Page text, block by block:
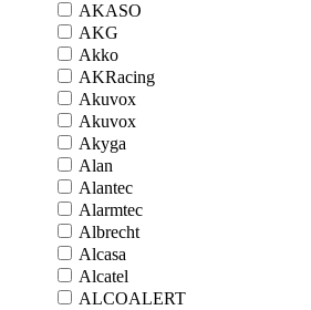
AKASO
AKG
Akko
AKRacing
Akuvox
Akuvox
Akyga
Alan
Alantec
Alarmtec
Albrecht
Alcasa
Alcatel
ALCOALERT